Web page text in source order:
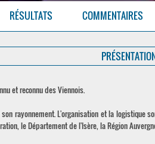
RÉSULTATS COMMENTAIRES
et reconnu des Viennois.
rayonnement. L'organisation et la logistique
le Département de l'Isère, la Région